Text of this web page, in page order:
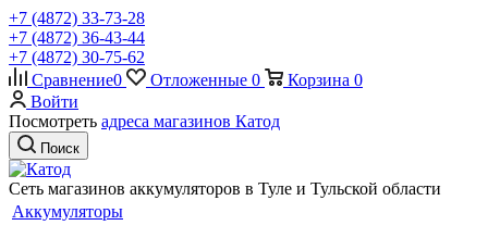
+7 (4872) 33-73-28
+7 (4872) 36-43-44
+7 (4872) 30-75-62
Сравнение0 Отложенные 0 Корзина 0
Войти
Посмотреть адреса магазинов Катод
Поиск
Сеть магазинов аккумуляторов в Туле и Тульской области
Аккумуляторы